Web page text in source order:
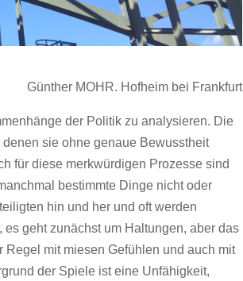
Günther MOHR. Hofheim bei Frankfurt
der Politik zu analysieren. Die
sie ohne genaue Bewusstheit
für diese merkwürdigen Prozesse sind
bestimmte Dinge nicht oder
hin und her und oft werden
geht zunächst um Haltungen, aber das
mit miesen Gefühlen und auch mit
der Spiele ist eine Unfähigkeit,